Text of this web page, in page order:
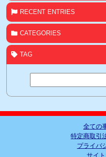
RECENT ENTRIES
CATEGORIES
TAG
全ての
特定商取引
プライバ
サイ